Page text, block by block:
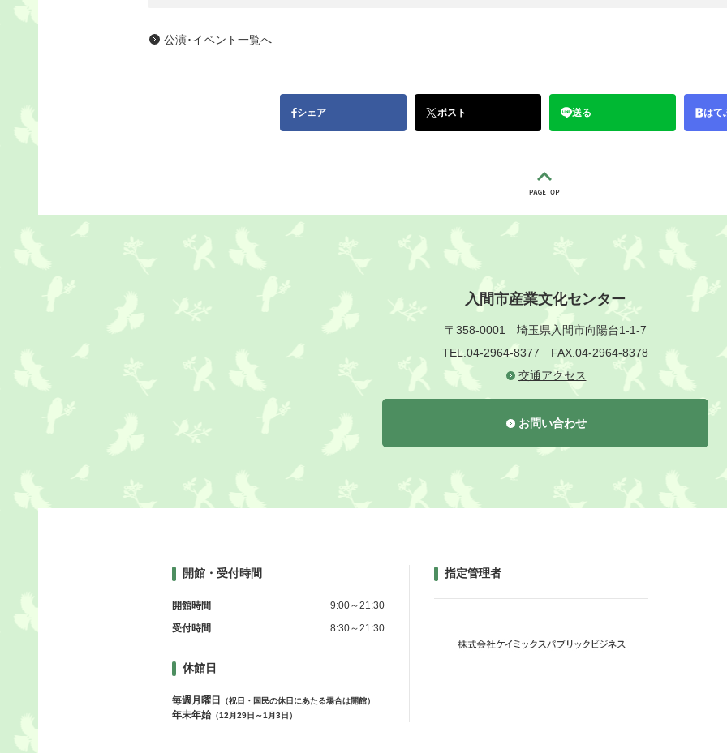
公演･イベント一覧へ
シェア ポスト 送る はて
入間市産業文化センター
〒358-0001 埼玉県入間市向陽台1-1-7
TEL.04-2964-8377 FAX.04-2964-8378
交通アクセス
お問い合わせ
開館・受付時間
開館時間
9:00～21:30
受付時間
8:30～21:30
休館日
毎週月曜日 （祝日・国民の休日にあたる場合は開館）
年末年始 （12月29日～1月3日）
指定管理者